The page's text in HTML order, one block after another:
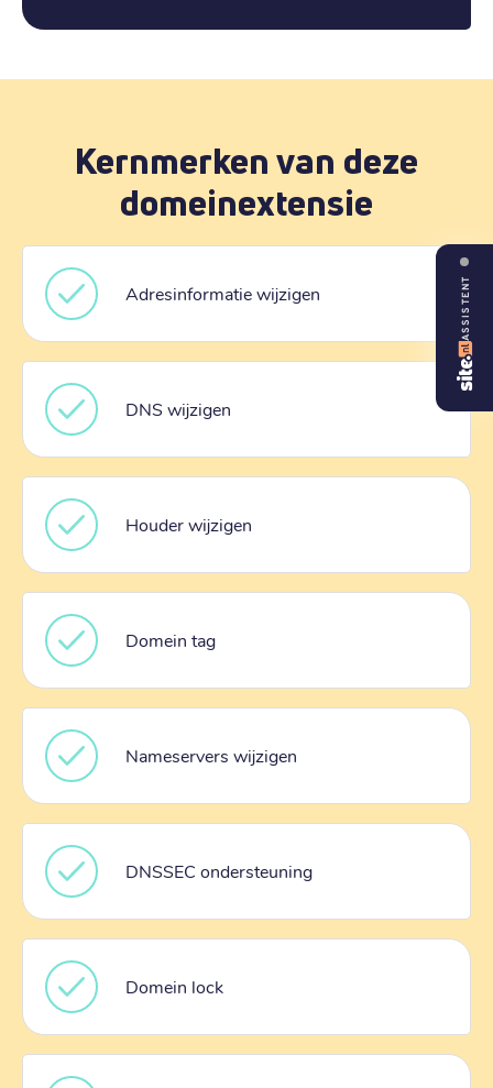
Kernmerken van deze
domeinextensie
Adresinformatie wijzigen
DNS wijzigen
Houder wijzigen
Domein tag
Nameservers wijzigen
DNSSEC ondersteuning
Domein lock
ASSISTENT